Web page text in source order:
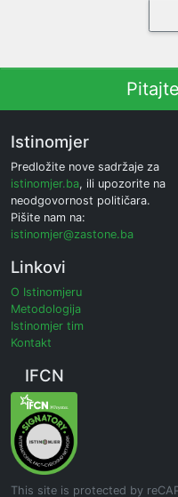
Istinomjer
Predložite nove sadržaje za
istinomjer.ba, ili upozorite na
neodgovornost političara.
Pišite nam na:
istinomjer@zastone.ba
Linkovi
O Istinomjeru
Metodologija
Istinomjer tim
Kontakt
IFCN
This site is protected by